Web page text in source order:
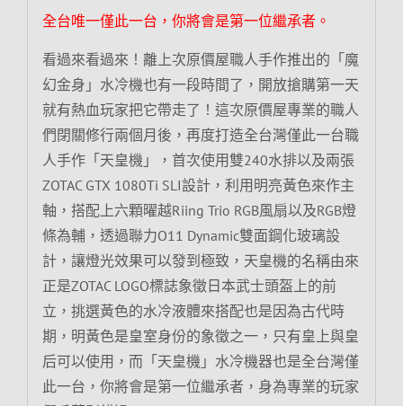
全台唯一僅此一台，你將會是第一位繼承者。
看過來看過來！離上次原價屋職人手作推出的「魔
幻金身」水冷機也有一段時間了，開放搶購第一天
就有熱血玩家把它帶走了！這次原價屋專業的職人
們閉關修行兩個月後，再度打造全台灣僅此一台職
人手作「天皇機」，首次使用雙240水排以及兩張
ZOTAC GTX 1080Ti SLI設計，利用明亮黃色來作主
軸，搭配上六顆曜越Riing Trio RGB風扇以及RGB燈
條為輔，透過聯力O11 Dynamic雙面鋼化玻璃設
計，讓燈光效果可以發到極致，天皇機的名稱由來
正是ZOTAC LOGO標誌象徵日本武士頭盔上的前
立，挑選黃色的水冷液體來搭配也是因為古代時
期，明黃色是皇室身份的象徵之一，只有皇上與皇
后可以使用，而「天皇機」水冷機器也是全台灣僅
此一台，你將會是第一位繼承者，身為專業的玩家